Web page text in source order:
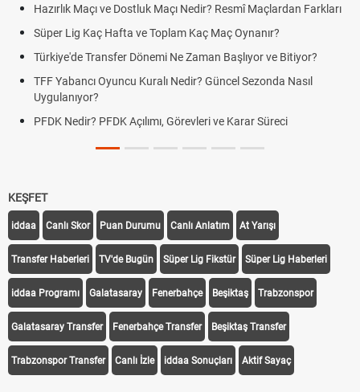
ve Dostluk Maçı Nedir? Resmî Maçlardan Farkları
Hafta ve Toplam Kaç Maç Oynanır?
Dönemi Ne Zaman Başlıyor ve Bitiyor?
Oyuncu Kuralı Nedir? Güncel Sezonda Nasıl
PFDK Açılımı, Görevleri ve Karar Süreci
Puan
Futbol Nasıl
Deplasman
DGS
KEŞFET
iddaa Canlı Skor Puan Durumu Canlı Anlatım At Yarışı
Transfer Haberleri TV'de Bugün Süper Lig Fikstür Süper Lig Haberleri
iddaa Programı Galatasaray Fenerbahçe Beşiktaş Trabzonspor
Galatasaray Transfer Fenerbahçe Transfer Beşiktaş Transfer
Trabzonspor Transfer Canlı İzle iddaa Sonuçları Aktif Sayaç